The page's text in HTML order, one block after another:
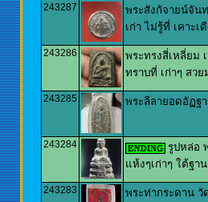
243287
พระสังกัจายน์จัน
เก่า ไม่รู้ที่ เคาะเ
243286
พระทรงสี่เหลี่ยม
ทราบที่ เก่าๆ สวย
243285 พระลีลายอดอัฏฐ
243284
รูปหล่อ
แห้งๆเก่าๆ ใต้ฐา
243283
พระท่ากระดาน